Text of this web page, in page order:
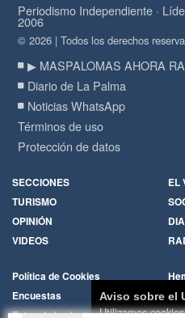
Periodismo Independiente ·
2006
© 2026 | Todos los derechos
▶ MASPALOMAS AHORA
Diario de La Palma
Noticias WhatsApp
Términos de uso
Protección de datos
SECCIONES
EL
TURISMO
OPINIÓN
VIDEOS
Política de Cookies
Encuestas
Fotos de los lectores
Aviso sobre el
Utilizamos